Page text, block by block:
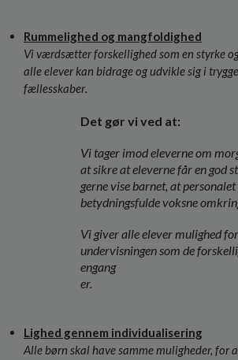
Rummelighed og mangfoldighed
Vi værdsætter forskellighed som en styrke
alle elever kan bidrage og udvikle sig i
fællesskaber.
Det gør vi ved at:
Vi tager imod eleverne om
at sikre at eleverne får en god
gerne vise barnet, at
betydningsfulde voksne
Vi giver alle elever mulighed
undervisningen som de
engang
er.
Lighed gennem individualisering
Alle børn skal have samme muligheder, for